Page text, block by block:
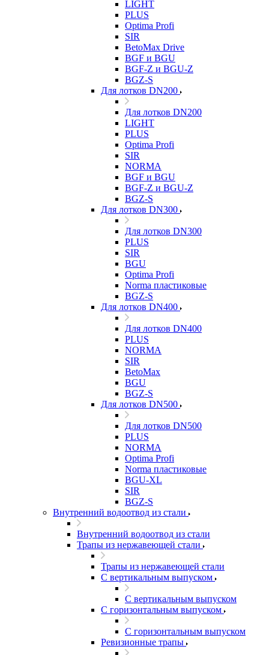
LIGHT
PLUS
Optima Profi
SIR
BetoMax Drive
BGF и BGU
BGF-Z и BGU-Z
BGZ-S
Для лотков DN200
Для лотков DN200
LIGHT
PLUS
Optima Profi
SIR
NORMA
BGF и BGU
BGF-Z и BGU-Z
BGZ-S
Для лотков DN300
Для лотков DN300
PLUS
SIR
BGU
Optima Profi
Norma пластиковые
BGZ-S
Для лотков DN400
Для лотков DN400
PLUS
NORMA
SIR
BetoMax
BGU
BGZ-S
Для лотков DN500
Для лотков DN500
PLUS
NORMA
Optima Profi
Norma пластиковые
BGU-XL
SIR
BGZ-S
Внутренний водоотвод из стали
Внутренний водоотвод из стали
Трапы из нержавеющей стали
Трапы из нержавеющей стали
С вертикальным выпуском
С вертикальным выпуском
С горизонтальным выпуском
С горизонтальным выпуском
Ревизионные трапы